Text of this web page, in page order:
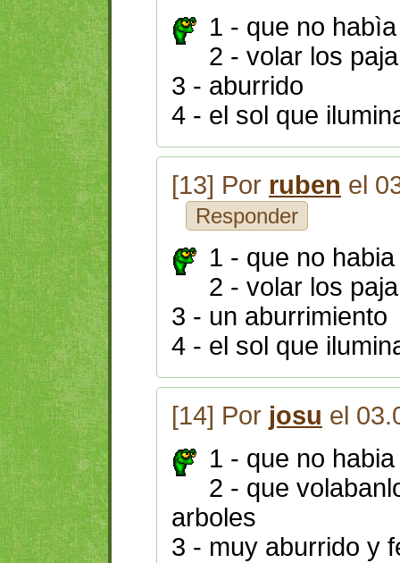
1 - que no
2 - volar los
3 - aburrido
4 - el sol que
[13] Por ruben el
Responder
1 - que no
2 - volar los
3 - un aburrimiento
4 - el sol que
[14] Por josu el
1 - que no
2 - que
arboles
3 - muy aburrido y